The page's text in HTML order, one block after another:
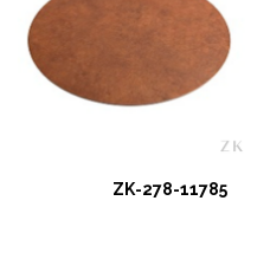
ZK-278-11785